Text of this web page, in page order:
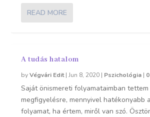
READ MORE
A tudás hatalom
byVégvári Edit|Jun 8, 2020 | Pszichológia |
Saját önismereti folyamataimban
megfigyelésre, mennyivel hatékonyabb
folyamat, ha értem, miről van szó.